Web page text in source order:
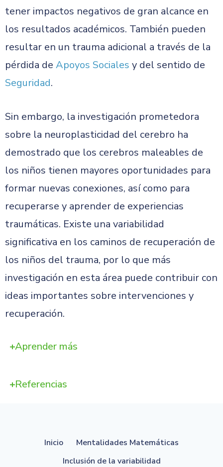
tener impactos negativos de gran alcance en
los resultados académicos. También pueden
resultar en un trauma adicional a través de la
pérdida de Apoyos Sociales y del sentido de
Seguridad.
Sin embargo, la investigación prometedora
sobre la neuroplasticidad del cerebro ha
demostrado que los cerebros maleables de
los niños tienen mayores oportunidades para
formar nuevas conexiones, así como para
recuperarse y aprender de experiencias
traumáticas. Existe una variabilidad
significativa en los caminos de recuperación de
los niños del trauma, por lo que más
investigación en esta área puede contribuir con
ideas importantes sobre intervenciones y
recuperación.
Aprender más
Referencias
Inicio
Mentalidades Matemáticas
Inclusión de la variabilidad